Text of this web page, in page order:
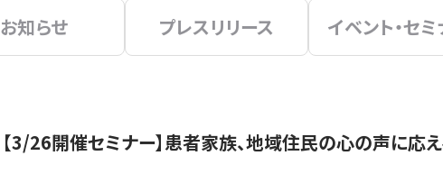
お知らせ プレスリリース イベント・セ
【3/26開催セミナー】患者家族、地域住民の心の声に